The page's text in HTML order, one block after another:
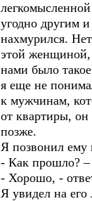
угодно другим
нахмурился.
этой женщиной,
нами было
я еще не
к мужчинам,
от квартиры,
позже.
Я позвонил ему
- Как прошло?
- Хорошо, -
Я увидел на его